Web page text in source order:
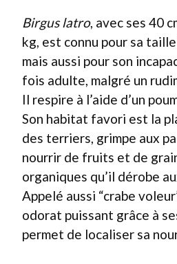
Birgus latro, avec ses 40
kg, est connu pour sa
mais aussi pour son
fois adulte, malgré un
Il respire à l’aide d’un
Son habitat favori est la
des terriers, grimpe aux
nourrir de fruits et de
organiques qu’il dérobe
Appelé aussi “crabe
odorat puissant grâce à
permet de localiser sa